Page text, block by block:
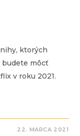
ktorých
budete môcť
v roku 2021.
22. MARCA 2021